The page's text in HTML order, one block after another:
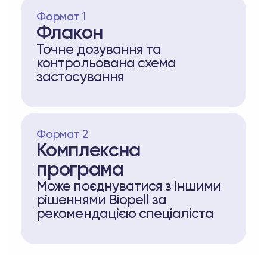
Формат 1
Флакон
Точне дозування та
контрольована схема
застосування
Формат 2
Комплексна
програма
Може поєднуватися з іншими
рішеннями Biopell за
рекомендацією спеціаліста